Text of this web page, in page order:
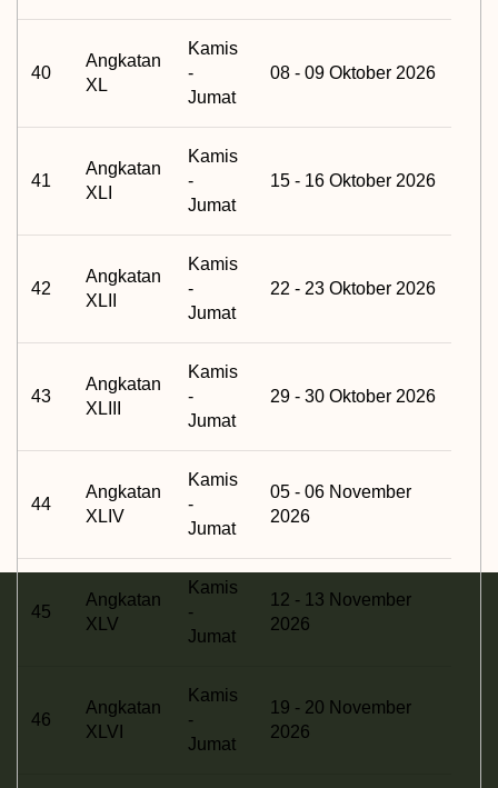
40
Angkatan
XL
Kamis
-
Jumat
08 - 09 Oktober 2026
41
Angkatan
XLI
Kamis
-
Jumat
15 - 16 Oktober 2026
42
Angkatan
XLII
Kamis
-
Jumat
22 - 23 Oktober 2026
43
Angkatan
XLIII
Kamis
-
Jumat
29 - 30 Oktober 2026
44
Angkatan
XLIV
Kamis
-
Jumat
05 - 06 November
2026
45
Angkatan
XLV
Kamis
-
Jumat
12 - 13 November
2026
46
Angkatan
XLVI
Kamis
-
Jumat
19 - 20 November
2026